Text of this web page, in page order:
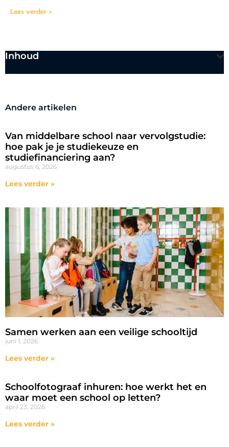
Lees verder »
Inhoud
Andere artikelen
Van middelbare school naar vervolgstudie:
hoe pak je je studiekeuze en
studiefinanciering aan?
augustus 6, 2026
Lees verder »
Samen werken aan een veilige schooltijd
juni 1, 2026
Lees verder »
Schoolfotograaf inhuren: hoe werkt het en
waar moet een school op letten?
april 23, 2026
Lees verder »